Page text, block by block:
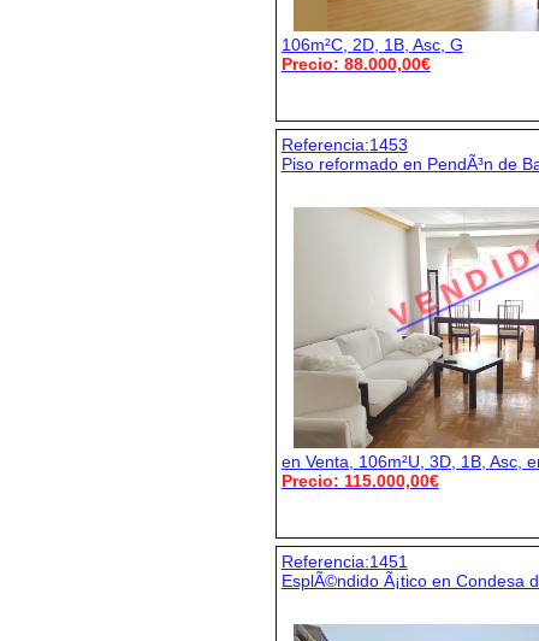
106m²C, 2D, 1B, Asc, G
Precio: 88.000,00€
Referencia:1453
Piso reformado en PendÃ³n de
V E N D I
en Venta, 106m²U, 3D, 1B, Asc,
Precio: 115.000,00€
Referencia:1451
EsplÃ©ndido Ã¡tico en Condesa